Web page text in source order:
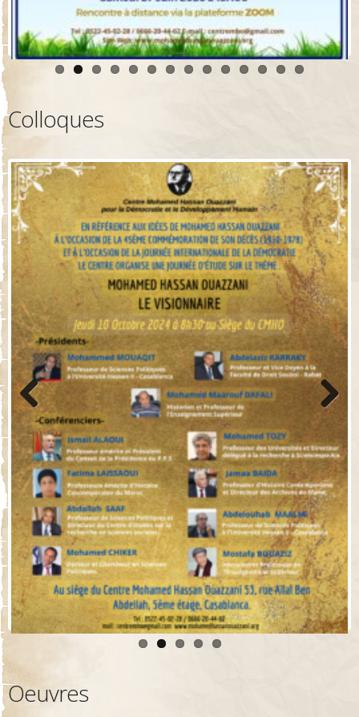
Colloques
Previo
us
Next
Oeuvres